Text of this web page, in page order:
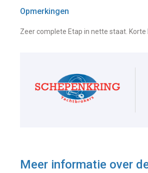
Opmerkingen
Zeer complete Etap in nette staat.
Meer informatie over